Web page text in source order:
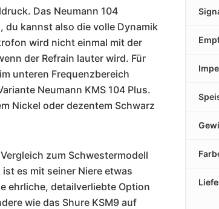
Das Neumann 104
du kannst also die volle Dynamik
wird nicht einmal mit der
der Refrain lauter wird. Für
unteren Frequenzbereich
Neumann KMS 104 Plus.
Nickel oder dezentem Schwarz
zum Schwestermodell
es mit seiner Niere etwas
ehrliche, detailverliebte Option
wie das Shure KSM9 auf